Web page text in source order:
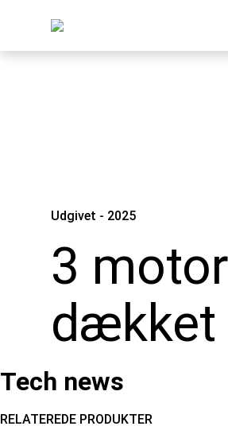
Udgivet - 2025
3
Tech news
RELATEREDE PRODUKTER